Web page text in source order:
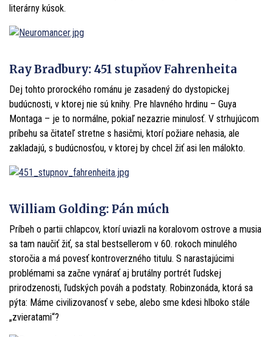
literárny kúsok.
Ray Bradbury: 451 stupňov Fahrenheita
Dej tohto prorockého románu je zasadený do dystopickej
budúcnosti, v ktorej nie sú knihy. Pre hlavného hrdinu – Guya
Montaga – je to normálne, pokiaľ nezazrie minulosť. V strhujúcom
príbehu sa čitateľ stretne s hasičmi, ktorí požiare nehasia, ale
zakladajú, s budúcnosťou, v ktorej by chcel žiť asi len málokto.
William Golding: Pán múch
Príbeh o partii chlapcov, ktorí uviazli na koralovom ostrove a musia
sa tam naučiť žiť, sa stal bestsellerom v 60. rokoch minulého
storočia a má povesť kontroverzného titulu. S narastajúcimi
problémami sa začne vynárať aj brutálny portrét ľudskej
prirodzenosti, ľudských pováh a podstaty. Robinzonáda, ktorá sa
pýta: Máme civilizovanosť v sebe, alebo sme kdesi hlboko stále
„zvieratami“?